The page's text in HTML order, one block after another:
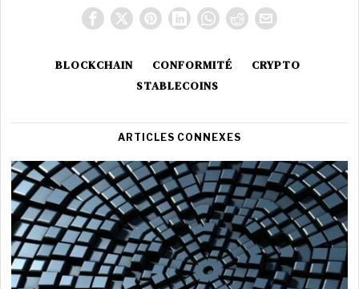
BLOCKCHAIN CONFORMITÉ
CRYPTO
STABLECOINS
ARTICLES CONNEXES